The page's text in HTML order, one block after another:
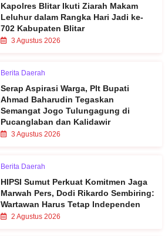
Kapolres Blitar Ikuti Ziarah Makam
Leluhur dalam Rangka Hari Jadi ke-
702 Kabupaten Blitar
3 Agustus 2026
Berita Daerah
Serap Aspirasi Warga, Plt Bupati
Ahmad Baharudin Tegaskan
Semangat Jogo Tulungagung di
Pucanglaban dan Kalidawir
3 Agustus 2026
Berita Daerah
HIPSI Sumut Perkuat Komitmen Jaga
Marwah Pers, Dodi Rikardo Sembiring:
Wartawan Harus Tetap Independen
2 Agustus 2026